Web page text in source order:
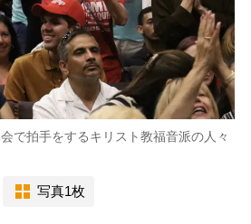
で拍手をするキリスト教福音派の人々
写真1枚